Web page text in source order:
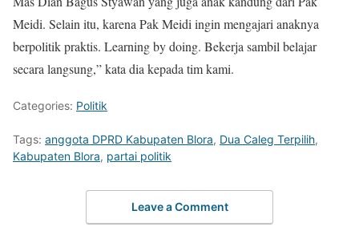
Meidi. Selain itu, karena Pak Meidi ingin mengajari anaknya
berpolitik praktis. Learning by doing. Bekerja sambil belajar
secara langsung,” kata dia kepada tim kami.
Categories: Politik
Tags: anggota DPRD Kabupaten Blora, Dua Caleg Terpilih,
Kabupaten Blora, partai politik
Leave a Comment